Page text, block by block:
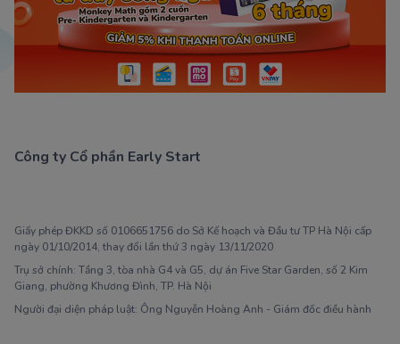
Công ty Cổ phần Early Start
Giấy phép ĐKKD số 0106651756 do Sở Kế hoạch và Đầu tư TP Hà Nội cấp
ngày 01/10/2014, thay đổi lần thứ 3 ngày 13/11/2020
Trụ sở chính: Tầng 3, tòa nhà G4 và G5, dự án Five Star Garden, số 2 Kim
Giang, phường Khương Đình, TP. Hà Nội
Người đại diện pháp luật: Ông Nguyễn Hoàng Anh - Giám đốc điều hành